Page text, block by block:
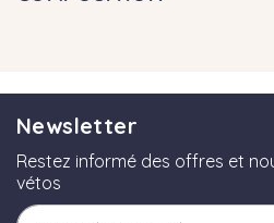
Newsletter
Restez informé des offres et
vétos